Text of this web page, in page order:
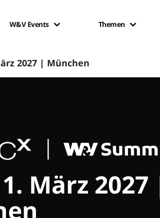
W&V Events Themen
2027 | München
März 2027